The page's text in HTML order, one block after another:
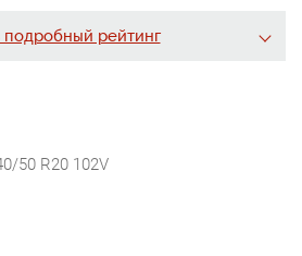
подробный рейтинг
50 R20 102V